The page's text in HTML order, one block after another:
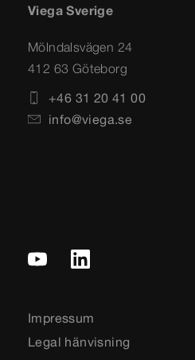
Viega Sverige
Mölndalsvägen 24
412 63 Göteborg
+46 31 20 41 00
info@viega.se
Impressum
Legal hänvisning